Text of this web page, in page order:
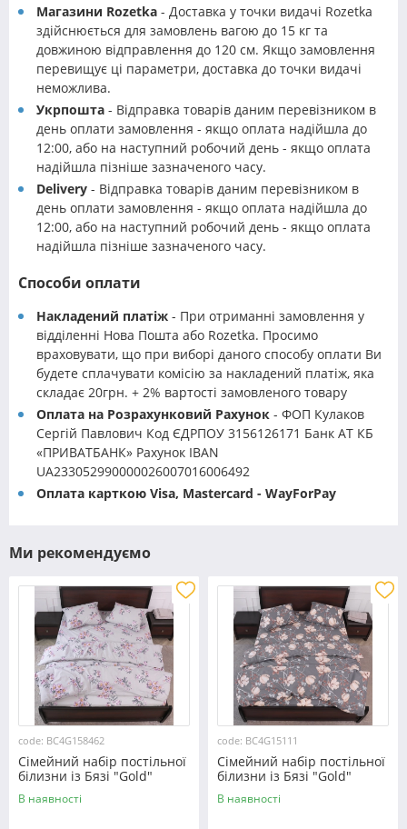
Магазини Rozetka - Доставка у точки видачі Rozetka
здійснюється для замовлень вагою до 15 кг та
довжиною відправлення до 120 см. Якщо замовлення
перевищує ці параметри, доставка до точки видачі
неможлива.
Укрпошта - Відправка товарів даним перевізником в
день оплати замовлення - якщо оплата надійшла до
12:00, або на наступний робочий день - якщо оплата
надійшла пізніше зазначеного часу.
Delivery - Відправка товарів даним перевізником в
день оплати замовлення - якщо оплата надійшла до
12:00, або на наступний робочий день - якщо оплата
надійшла пізніше зазначеного часу.
Способи оплати
Накладений платіж - При отриманні замовлення у
відділенні Нова Пошта або Rozetka. Просимо
враховувати, що при виборі даного способу оплати Ви
будете сплачувати комісію за накладений платіж, яка
складає 20грн. + 2% вартості замовленого товару
Оплата на Розрахунковий Рахунок - ФОП Кулаков
Сергій Павлович Код ЄДРПОУ 3156126171 Банк АТ КБ
«ПРИВАТБАНК» Рахунок IBAN
UA233052990000026007016006492
Оплата карткою Visa, Mastercard - WayForPay
Ми рекомендуємо
code: BC4G158462
Сімейний набір постільної
білизни із Бязі "Gold"
№158462 Черешенька™
В наявності
code: BC4G15111
Сімейний набір постільної
білизни із Бязі "Gold"
№15111 Черешенька™
В наявності